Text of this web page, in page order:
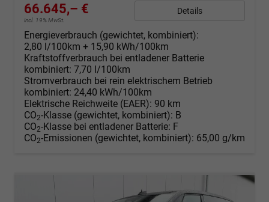
66.645,– €
incl. 19% MwSt.
Details
Energieverbrauch (gewichtet, kombiniert):
2,80 l/100km + 15,90 kWh/100km
Kraftstoffverbrauch bei entladener Batterie
kombiniert: 7,70 l/100km
Stromverbrauch bei rein elektrischem Betrieb
kombiniert: 24,40 kWh/100km
Elektrische Reichweite (EAER): 90 km
CO2-Klasse (gewichtet, kombiniert): B
CO2-Klasse bei entladener Batterie: F
CO2-Emissionen (gewichtet, kombiniert): 65,00 g/km